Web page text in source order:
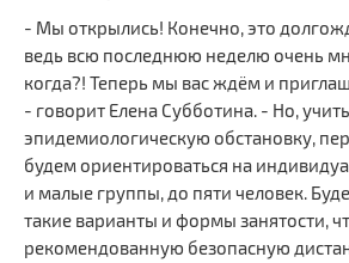
- Мы открылись! Конечно, это
ведь всю последнюю неделю очень
когда?! Теперь мы вас ждём и
- говорит Елена Субботина. - Но,
эпидемиологическую обстановку,
будем ориентироваться на
и малые группы, до пяти человек.
такие варианты и формы занятости,
рекомендованную безопасную